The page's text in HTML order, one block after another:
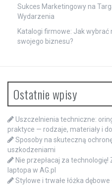
Sukces Marketingowy na
Wydarzenia
Katalogi firmowe: Jak wybrać
swojego biznesu?
Ostatnie wpisy
Uszczelnienia techniczne:
praktyce — rodzaje, materiały i
Sposoby na skuteczną
uszkodzeniami
Nie przepłacaj za
laptopa w AG.pl
Stylowe i trwałe łóżka